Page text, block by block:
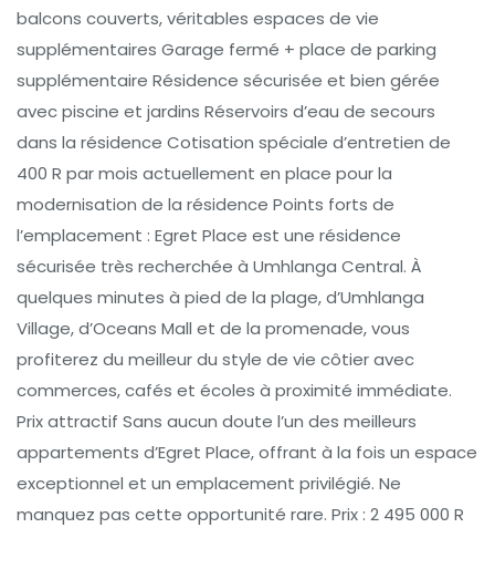
balcons couverts, véritables espaces de vie
supplémentaires Garage fermé + place de parking
supplémentaire Résidence sécurisée et bien gérée
avec piscine et jardins Réservoirs d’eau de secours
dans la résidence Cotisation spéciale d’entretien de
400 R par mois actuellement en place pour la
modernisation de la résidence Points forts de
l’emplacement : Egret Place est une résidence
sécurisée très recherchée à Umhlanga Central. À
quelques minutes à pied de la plage, d’Umhlanga
Village, d’Oceans Mall et de la promenade, vous
profiterez du meilleur du style de vie côtier avec
commerces, cafés et écoles à proximité immédiate.
Prix attractif Sans aucun doute l’un des meilleurs
appartements d’Egret Place, offrant à la fois un espace
exceptionnel et un emplacement privilégié. Ne
manquez pas cette opportunité rare. Prix : 2 495 000 R